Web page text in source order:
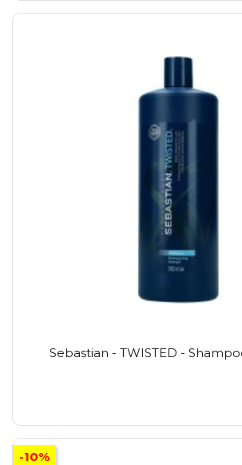
Sebastian - TWISTED -
-10%